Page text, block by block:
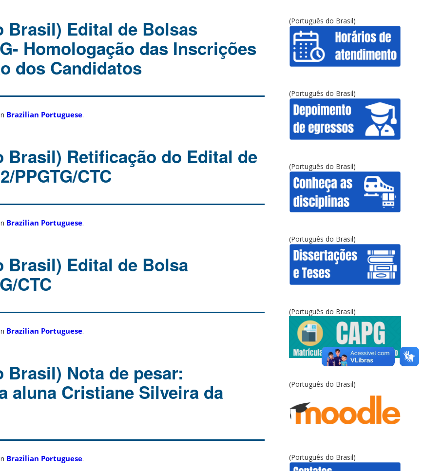
Brasil) Edital de Bolsas
Homologação das Inscrições
dos Candidatos
Brazilian Portuguese.
Brasil) Retificação do Edital de
PPGTG/CTC
Brazilian Portuguese.
Brasil) Edital de Bolsa
CTC
Brazilian Portuguese.
Brasil) Nota de pesar:
aluna Cristiane Silveira da
Brazilian Portuguese.
(Português do Brasil)
(Português do Brasil)
(Português do Brasil)
(Português do Brasil)
(Português do Brasil)
(Português do Brasil)
(Português do Brasil)